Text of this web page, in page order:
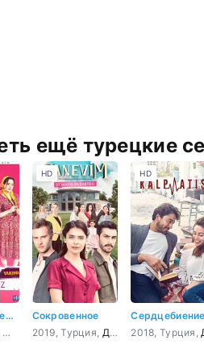
ещё турецкие
Что ни сделает влюбленный
2017, Турция,
Мелодрама ,Комедия
Сокровенное
2019, Турция, Драма
HD
Сердцебиение
2018, Турция,
HD